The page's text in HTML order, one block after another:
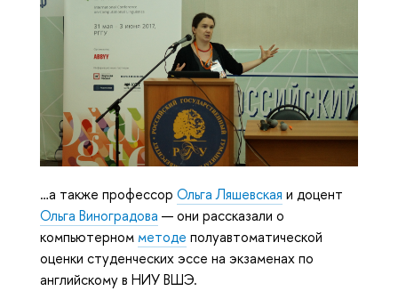
…а также профессор Ольга Ляшевская и доцент
Ольга Виноградова — они рассказали о
компьютерном методе полуавтоматической
оценки студенческих эссе на экзаменах по
английскому в НИУ ВШЭ.